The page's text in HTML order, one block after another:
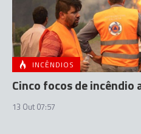
INCÊNDIOS
Cinco focos de incêndio
13 Out 07:57